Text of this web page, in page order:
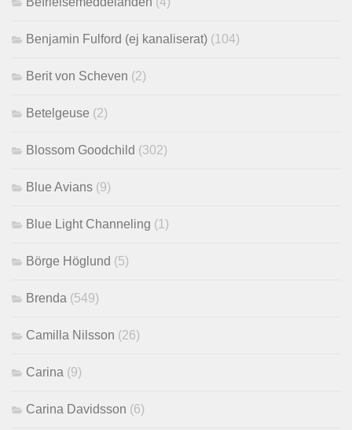
Benjamin Fulford (ej kanaliserat) (104)
Berit von Scheven (2)
Betelgeuse (2)
Blossom Goodchild (302)
Blue Avians (9)
Blue Light Channeling (1)
Börge Höglund (5)
Brenda (549)
Camilla Nilsson (26)
Carina (9)
Carina Davidsson (6)